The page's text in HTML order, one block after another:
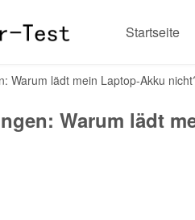
Startseite
Warum lädt mein Laptop-Akku
Warum lädt